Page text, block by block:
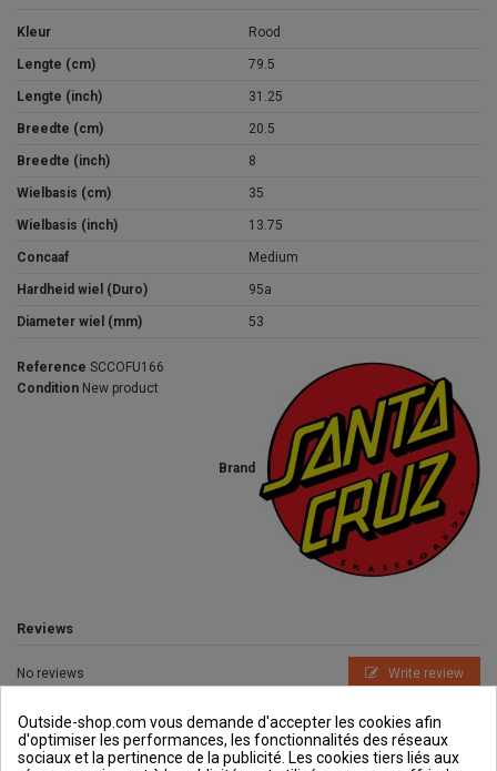
Kleur Rood
Lengte (cm) 79.5
Lengte (inch) 31.25
Breedte (cm) 20.5
Breedte (inch) 8
Wielbasis (cm) 35
Wielbasis (inch) 13.75
Concaaf Medium
Hardheid wiel (Duro) 95a
Diameter wiel (mm) 53
Brand
Reference SCCOFU166
Condition New product
Reviews
No reviews Write review
Outside-shop.com vous demande d'accepter les cookies afin
d'optimiser les performances, les fonctionnalités des réseaux
sociaux et la pertinence de la publicité. Les cookies tiers liés aux